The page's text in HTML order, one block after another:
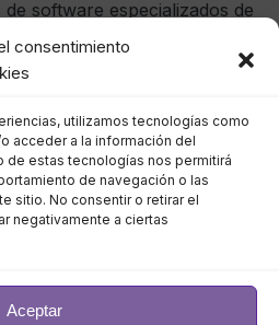
consentimiento
utilizamos tecnologías como
acceder a la información del
de estas tecnologías nos permitirá
de navegación o las
sitio. No consentir o retirar el
negativamente a ciertas
Aceptar
software especializados de
el desarrollo de soluciones
que satisfagan las
y
una solución ANPR de